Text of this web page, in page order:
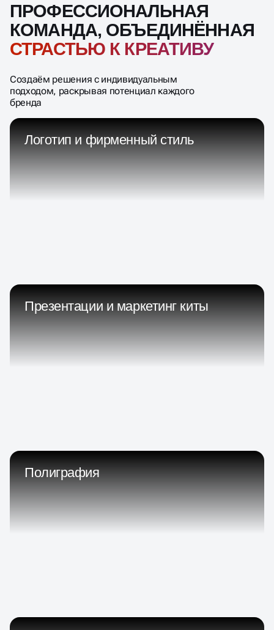
ПРОФЕССИОНАЛЬНАЯ
КОМАНДА, ОБЪЕДИНЁННАЯ
СТРАСТЬЮ К КРЕАТИВУ
Создаём решения с индивидуальным
подходом, раскрывая потенциал каждого
бренда
Логотип и фирменный стиль
Презентации и маркетинг киты
Полиграфия